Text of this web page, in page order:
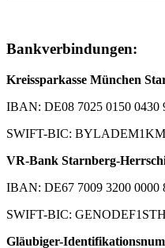
Bankverbindungen:
Kreissparkasse München
IBAN: DE08 7025 0150 0430
SWIFT-BIC:
VR-Bank Starnberg-
IBAN: DE67 7009 3200 0000
SWIFT-BIC: GENODEF1STH
Gläubiger-